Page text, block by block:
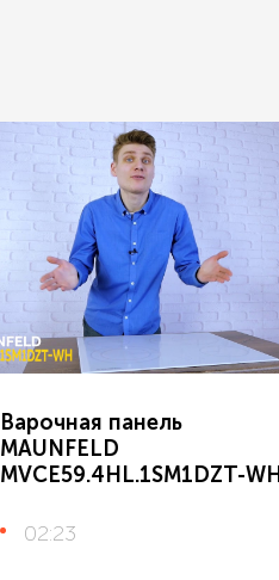
Варочная панель
MAUNFELD
MVCE59.4HL.1SM1DZT-WH
02:23